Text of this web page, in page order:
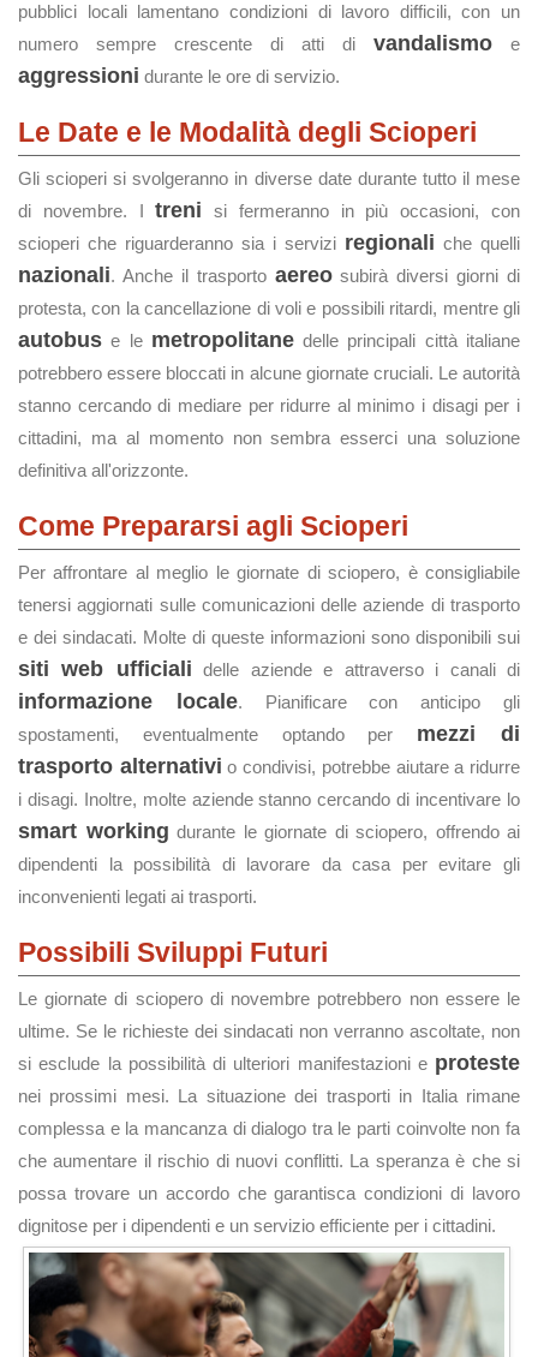
pubblici locali lamentano condizioni di lavoro difficili, con un
numero sempre crescente di atti di vandalismo e
aggressioni durante le ore di servizio.
Le Date e le Modalità degli Scioperi
Gli scioperi si svolgeranno in diverse date durante tutto il mese
di novembre. Itreni si fermeranno in più occasioni, con
scioperi che riguarderanno sia i servizi regionali che quelli
nazionali. Anche il trasporto aereosubirà diversi giorni di
protesta, con la cancellazione di voli e possibili ritardi, mentre gli
autobus e le metropolitanedelle principali città italiane
potrebbero essere bloccati in alcune giornate cruciali. Le autorità
stanno cercando di mediare per ridurre al minimo i disagi per i
cittadini, ma al momento non sembra esserci una soluzione
definitiva all'orizzonte.
Come Prepararsi agli Scioperi
Per affrontare al meglio le giornate di sciopero, è consigliabile
tenersi aggiornati sulle comunicazioni delle aziende di trasporto
e dei sindacati. Molte di queste informazioni sono disponibili sui
siti web ufficiali delle aziende e attraverso i canali di
informazione locale. Pianificare con anticipo gli
spostamenti, eventualmente optando per mezzi di
trasporto alternativi o condivisi, potrebbe aiutare a ridurre
i disagi. Inoltre, molte aziende stanno cercando di incentivare lo
smart working durante le giornate di sciopero, offrendo ai
dipendenti la possibilità di lavorare da casa per evitare gli
inconvenienti legati ai trasporti.
Possibili Sviluppi Futuri
Le giornate di sciopero di novembre potrebbero non essere le
ultime. Se le richieste dei sindacati non verranno ascoltate, non
si esclude la possibilità di ulteriori manifestazioni e proteste
nei prossimi mesi. La situazione dei trasporti in Italia rimane
complessa e la mancanza di dialogo tra le parti coinvolte non fa
che aumentare il rischio di nuovi conflitti. La speranza è che si
possa trovare un accordo che garantisca condizioni di lavoro
dignitose per i dipendenti e un servizio efficiente per i cittadini.